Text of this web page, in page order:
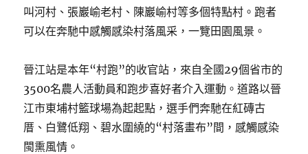
叫河村、張巖崳老村、陳巖崳村等多個特點村。跑者
可以在奔馳中感觸感染村落風采，一覽田園風景。
晉江站是本年“村跑”的收官站，來自全國29個省市的
3500名農人活動員和跑步喜好者介入運動。道路以晉
江市東埔村籃球場為起起點，選手們奔馳在紅磚古
厝、白鷺低翔、碧水圍繞的“村落畫布”間，感觸感染
閩熏風情。